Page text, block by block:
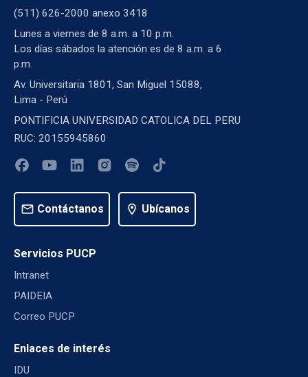
(511) 626-2000 anexo 3418
Lunes a viernes de 8 a.m. a 10 p.m.
Los días sábados la atención es de 8 a.m. a 6
p.m.
Av. Universitaria 1801, San Miguel 15088,
Lima - Perú
PONTIFICIA UNIVERSIDAD CATOLICA DEL PERU
RUC: 20155945860
mail Contáctanos location_on Ubícanos
Servicios PUCP
Intranet
PAIDEIA
Correo PUCP
Enlaces de interés
IDU